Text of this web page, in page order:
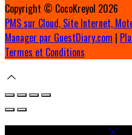
Copyright © CocoKreyol 2026
PMS sur Cloud, Site Internet,
Manager par GuestDiary.com |
Termes et Conditions